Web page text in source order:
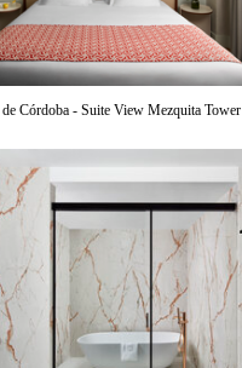
Córdoba - Suite View Mezquita Tower